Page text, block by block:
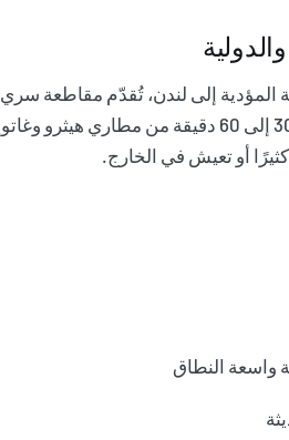
المؤدية إلى لندن، تُقدّم مقاطعة
العالمين. تقع العديد من المدارس على بُعد 30 إلى 60 دقيقة من
كثيرًا أو تعيش في الخارج.
واسعة النطاق